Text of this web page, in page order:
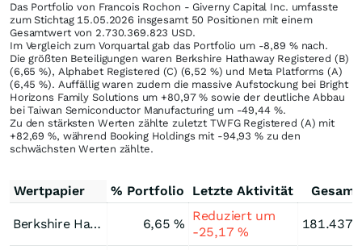
Das Portfolio von Francois Rochon - Giverny Capital Inc. umfasste
zum Stichtag 15.05.2026 insgesamt 50 Positionen mit einem
Gesamtwert von 2.730.369.823 USD.
Im Vergleich zum Vorquartal gab das Portfolio um -8,89 %nach.
Die größten Beteiligungen waren Berkshire Hathaway Registered (B)
(6,65 %), Alphabet Registered (C) (6,52 %) und Meta Platforms (A)
(6,45 %). Auffällig waren zudem die massive Aufstockung bei Bright
Horizons Family Solutions um +80,97% sowie der deutliche Abbau
bei Taiwan Semiconductor Manufacturing um -49,44 %.
Zu den stärksten Werten zählte zuletzt TWFG Registered (A) mit
+82,69%, während Booking Holdings mit -94,93%zu den
schwächsten Werten zählte.
Wertpapier % Portfolio Letzte Aktivität
Berkshire Hathaway Registered (B) 6,65 %
Reduziert um
-25,17 %